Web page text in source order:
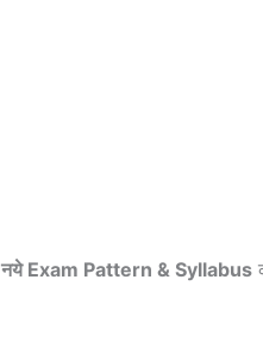
नये Exam Pattern & Syllabus